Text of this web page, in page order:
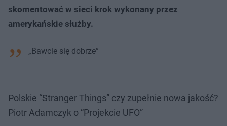
skomentować w sieci krok wykonany przez
amerykańskie służby.
„Bawcie się dobrze”
Polskie “Stranger Things” czy zupełnie nowa jakość?
Piotr Adamczyk o “Projekcie UFO”